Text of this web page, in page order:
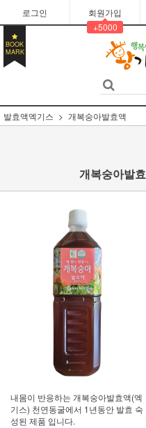
로그인
회원가입
+5000
BOOK
MARK
발효액엑기스 개복숭아발효액
개복숭아발
내몸이 반응하는 개복숭아발효액(엑
기스) 천연동굴에서 1년동안 발효 숙
성된 제품 입니다.